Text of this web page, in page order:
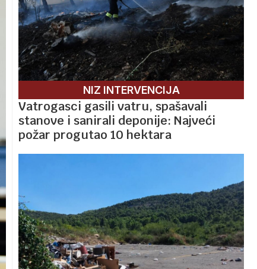
NIZ INTERVENCIJA
Vatrogasci gasili vatru, spašavali
stanove i sanirali deponije: Najveći
požar progutao 10 hektara